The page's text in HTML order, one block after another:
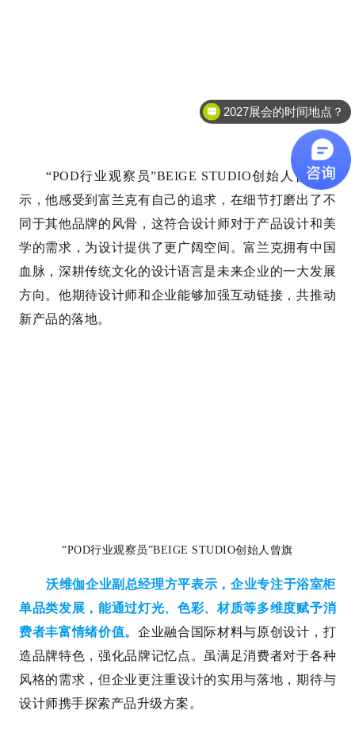
“POD行业观察员”BEIGE STUDIO创始人曾旗表
示，他感受到富兰克有自己的追求，在细节打磨出了不
同于其他品牌的风骨，这符合设计师对于产品设计和美
学的需求，为设计提供了更广阔空间。富兰克拥有中国
血脉，深耕传统文化的设计语言是未来企业的一大发展
方向。他期待设计师和企业能够加强互动链接，共推动
新产品的落地。
“POD行业观察员”BEIGE STUDIO创始人曾旗
沃维伽企业副总经理方平表示，企业专注于浴室柜
单品类发展，能通过灯光、色彩、材质等多维度赋予消
费者丰富情绪价值。企业融合国际材料与原创设计，打
造品牌特色，强化品牌记忆点。虽满足消费者对于各种
风格的需求，但企业更注重设计的实用与落地，期待与
设计师携手探索产品升级方案。
2027展会的时间地点？